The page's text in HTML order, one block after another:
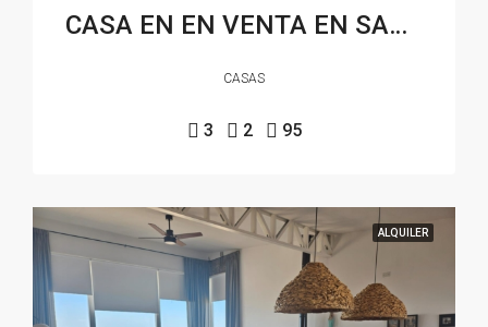
CASA EN EN VENTA EN SAUCE GRANDE
CASAS
3 2 95
ALQUILER